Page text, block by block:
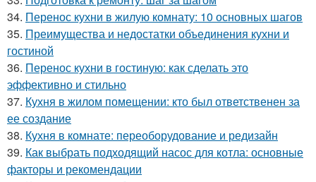
34. Перенос кухни в жилую комнату: 10 основных шагов
35. Преимущества и недостатки объединения кухни и
гостиной
36. Перенос кухни в гостиную: как сделать это
эффективно и стильно
37. Кухня в жилом помещении: кто был ответственен за
ее создание
38. Кухня в комнате: переоборудование и редизайн
39. Как выбрать подходящий насос для котла: основные
факторы и рекомендации